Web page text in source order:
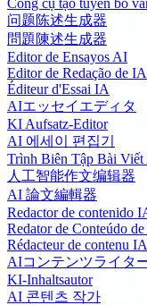
Công cụ tạo tuyên bố
问题陈述生成器
問題陳述生成器
Editor de Ensayos AI
Editor de Redação de IA
Éditeur d'Essai IA
AIエッセイエディタ
KI Aufsatz-Editor
AI 에세이 편집기
Trình Biên Tập Bài
人工智能作文编辑器
AI 論文編輯器
Redactor de contenido
Redator de Conteúdo
Rédacteur de contenu IA
AIコンテンツライタ
KI-Inhaltsautor
AI 콘텐츠 작가